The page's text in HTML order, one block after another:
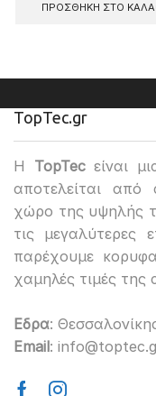
ΠΡΟΣΘΉΚΗ ΣΤΟ
TopTec.gr
H TopTecείναι
αποτελείται
χώρο της υψηλής
τις μεγαλύτερες
παρέχουμε
χαμηλές τιμές της
Εδρα:
Email: